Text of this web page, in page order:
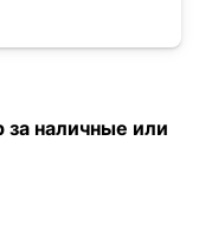
наличные или